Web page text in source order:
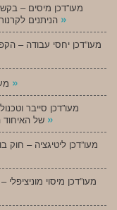
מעו”דכן מיסים –
»
»
מעו”דכן סייבר
»
מעו”דכן ליטיגציה –
מעו”דכן מיסוי